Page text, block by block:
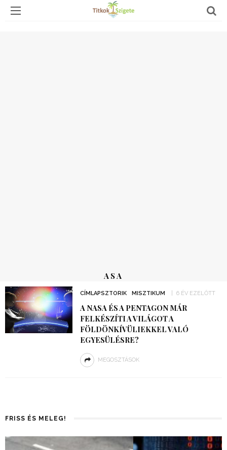
ASA
CÍMLAPSZTORIK MISZTIKUM 6 ÉV EZELŐTT
A NASA ÉS A PENTAGON MÁR
FELKÉSZÍTI A VILÁGOT A
FÖLDÖNKÍVÜLIEKKEL VALÓ
EGYESÜLÉSRE?
MEGOSZTÁSOK
FRISS ÉS MELEG!